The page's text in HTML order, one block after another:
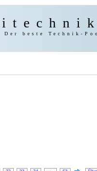
Der beste Technik-